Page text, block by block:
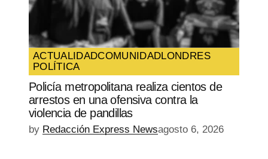
ACTUALIDADCOMUNIDADLONDRES
POLÍTICA
Policía metropolitana realiza cientos de
arrestos en una ofensiva contra la
violencia de pandillas
by Redacción Express Newsagosto 6, 2026